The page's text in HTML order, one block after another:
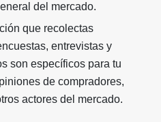
del mercado.
que recolectas
entrevistas y
son específicos para tu
de compradores,
actores del mercado.